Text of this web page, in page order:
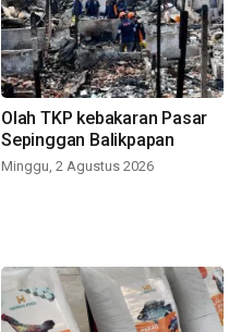
Olah TKP kebakaran Pasar
Sepinggan Balikpapan
Minggu, 2 Agustus 2026